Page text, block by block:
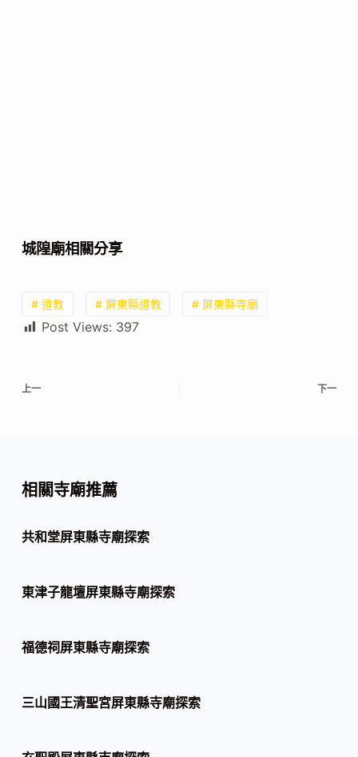
城隍廟相關分享
# 道教 # 屏東縣道教 # 屏東縣寺廟
Post Views: 397
上一 下一
相關寺廟推薦
共和堂屏東縣寺廟探索
東津子龍壇屏東縣寺廟探索
福德祠屏東縣寺廟探索
三山國王清聖宮屏東縣寺廟探索